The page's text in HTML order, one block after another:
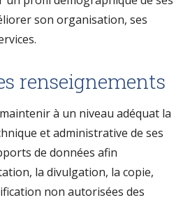
son organisation, ses
renseignements
à un niveau adéquat la
et administrative de ses
de données afin
la divulgation, la copie,
non autorisées des